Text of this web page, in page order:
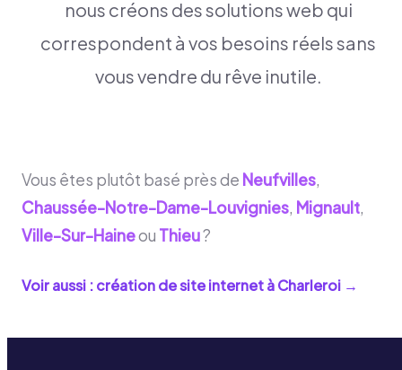
nous créons des solutions web qui
correspondent à vos besoins réels sans
vous vendre du rêve inutile.
Vous êtes plutôt basé près de Neufvilles,
Chaussée-Notre-Dame-Louvignies, Mignault,
Ville-Sur-Haineou Thieu?
Voir aussi : création de site internet àCharleroi →